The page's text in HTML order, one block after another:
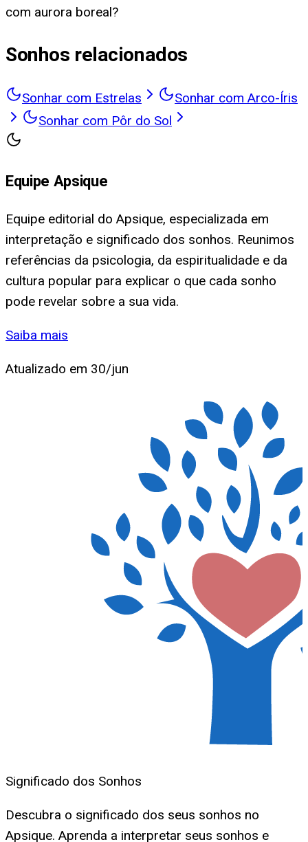
com aurora boreal?
Sonhos relacionados
Sonhar com Estrelas
Sonhar com Arco-Íris
Sonhar com Pôr do Sol
Equipe Apsique
Equipe editorial do Apsique, especializada em
interpretação e significado dos sonhos. Reunimos
referências da psicologia, da espiritualidade e da
cultura popular para explicar o que cada sonho
pode revelar sobre a sua vida.
Saiba mais
Atualizado em 30/jun
Significado dos Sonhos
Descubra o significado dos seus sonhos no
Apsique. Aprenda a interpretar seus sonhos e